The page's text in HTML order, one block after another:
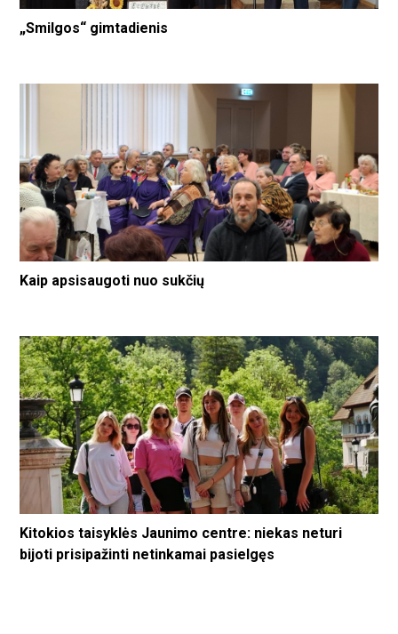
„Smilgos“ gimtadienis
Kaip apsisaugoti nuo sukčių
Kitokios taisyklės Jaunimo centre: niekas neturi
bijoti prisipažinti netinkamai pasielgęs